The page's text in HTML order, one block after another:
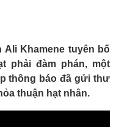
Ali Khamene tuyên bố
phải đàm phán, một
thông báo đã gửi thư
thuận hạt nhân.